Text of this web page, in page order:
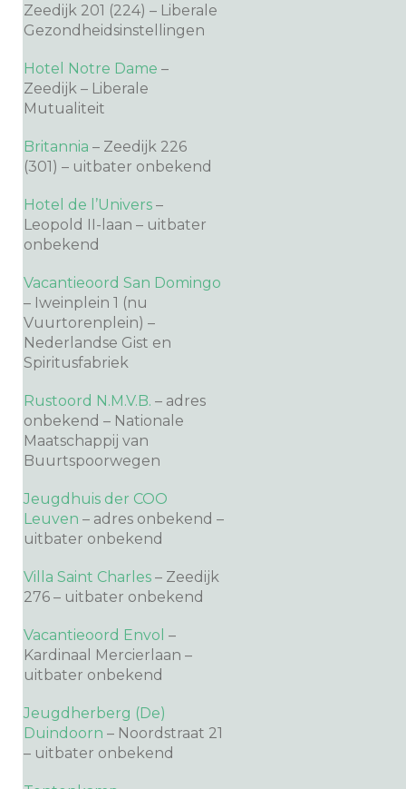
Zeedijk 201 (224) – Liberale
Gezondheidsinstellingen
Hotel Notre Dame –
Zeedijk – Liberale
Mutualiteit
Britannia – Zeedijk 226
(301) – uitbater onbekend
Hotel de l’Univers –
Leopold II-laan – uitbater
onbekend
Vacantieoord San Domingo
– Iweinplein 1 (nu
Vuurtorenplein) –
Nederlandse Gist en
Spiritusfabriek
Rustoord N.M.V.B. – adres
onbekend – Nationale
Maatschappij van
Buurtspoorwegen
Jeugdhuis der COO
Leuven – adres onbekend –
uitbater onbekend
Villa Saint Charles – Zeedijk
276 – uitbater onbekend
Vacantieoord Envol –
Kardinaal Mercierlaan –
uitbater onbekend
Jeugdherberg (De)
Duindoorn – Noordstraat 21
– uitbater onbekend